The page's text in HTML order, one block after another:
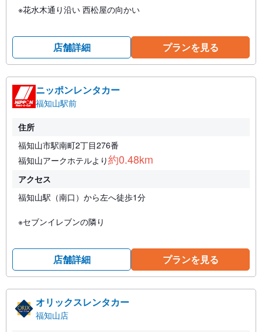
※花水木通り沿い 西松屋の向かい
店舗詳細 プランを見る
ニッポンレンタカー
福知山駅前
住所
福知山市駅南町2丁目276番
福知山アークホテルより約0.48km
アクセス
福知山駅（南口）から左へ徒歩1分
※セブンイレブンの隣り
店舗詳細 プランを見る
オリックスレンタカー
福知山店